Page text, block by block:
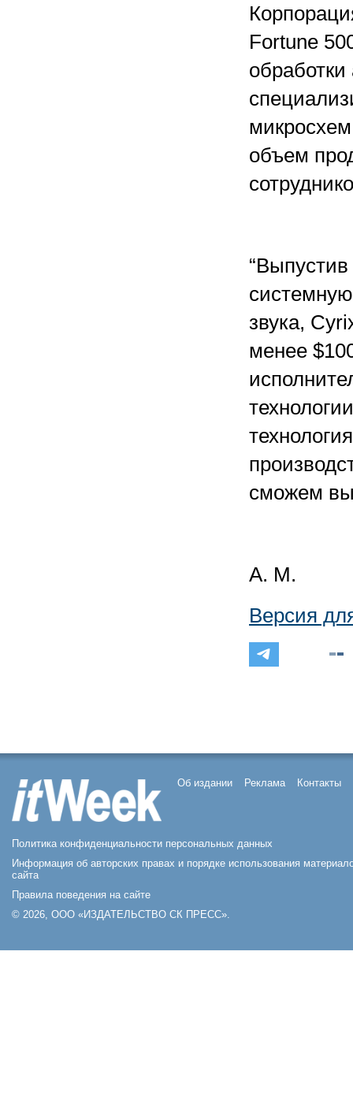
Fortune
объем
звука,
менее
сможем
А. М.
Версия
Об издании Реклама Контакты
Политика конфиденциальности персональных данных
Информация об авторских правах и порядке использования
сайта
Правила поведения на сайте
© 2026, ООО «ИЗДАТЕЛЬСТВО СК ПРЕСС».